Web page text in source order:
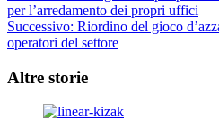
articolo
per l’arredamento dei propri uffici
Successivo: Riordino del gioco
operatori del settore
Altre storie